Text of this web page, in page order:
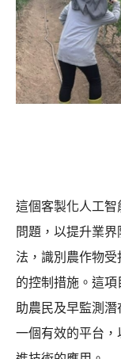
這個客製化人工
問題，以提升業
法，識別農作物
的控制措施。這項
助農民及早監測
一個有效的平台